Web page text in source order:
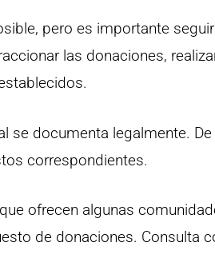
pero es importante seguir
las donaciones,
se documenta legalmente.
correspondientes.
ofrecen algunas
de donaciones. Consulta